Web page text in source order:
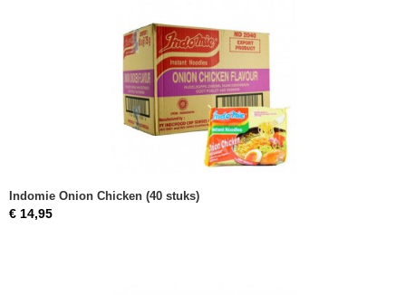
Indomie Onion Chicken (40 stuks)
€ 14,95